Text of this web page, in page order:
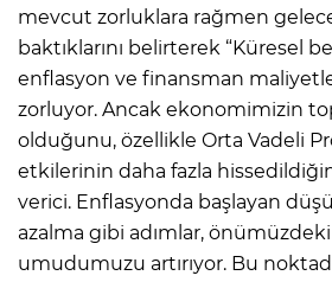
mevcut zorluklara rağmen
baktıklarını belirterek “Küresel
enflasyon ve finansman
zorluyor. Ancak ekonomimizin
olduğunu, özellikle Orta Vadeli
etkilerinin daha fazla
verici. Enflasyonda başlayan
azalma gibi adımlar,
umudumuzu artırıyor. Bu